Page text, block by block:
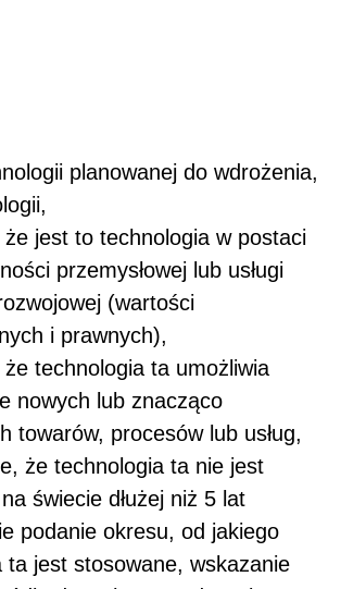
planowanej do wdrożenia,
jest to technologia w postaci
przemysłowej lub usługi
(wartości
i prawnych),
technologia ta umożliwia
nowych lub znacząco
towarów, procesów lub usług,
że technologia ta nie jest
świecie dłużej niż 5 lat
podanie okresu, od jakiego
ta jest stosowane, wskazanie